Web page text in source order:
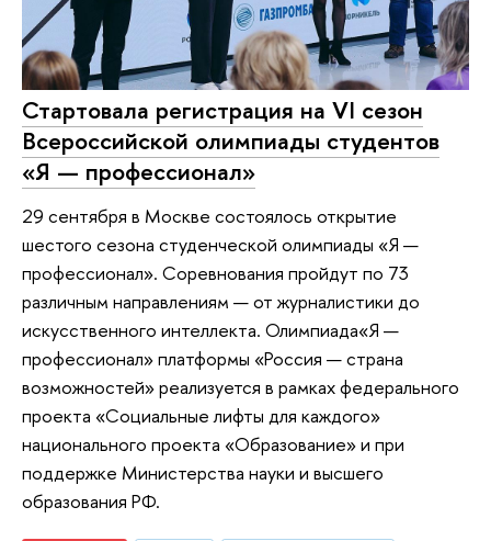
Стартовала регистрация на VI сезон
Всероссийской олимпиады студентов
«Я — профессионал»
29 сентября в Москве состоялось открытие
шестого сезона студенческой олимпиады «Я —
профессионал». Соревнования пройдут по 73
различным направлениям — от журналистики до
искусственного интеллекта. Олимпиада«Я —
профессионал» платформы «Россия — страна
возможностей» реализуется в рамках федерального
проекта «Социальные лифты для каждого»
национального проекта «Образование» и при
поддержке Министерства науки и высшего
образования РФ.